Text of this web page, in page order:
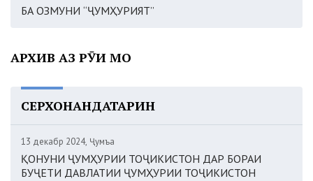
БА ОЗМУНИ “ҶУМҲУРИЯТ”
АРХИВ АЗ РӮИ МОҲ
СЕРХОНАНДАТАРИН
13 декабр 2024, Ҷумъа
ҚОНУНИ ҶУМҲУРИИ ТОҶИКИСТОН ДАР БОРАИ
БУҶЕТИ ДАВЛАТИИ ҶУМҲУРИИ ТОҶИКИСТОН